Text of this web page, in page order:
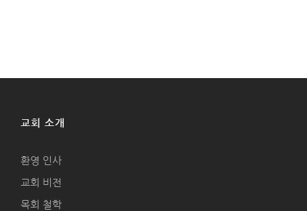
교회 소개
환영 인사
교회 비전
목회 철학